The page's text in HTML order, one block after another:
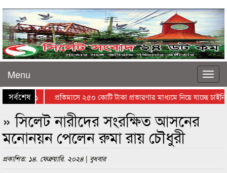
Menu
সর্বশেষ
গাছ -১ প্রতিমাসে ২৫০ কোটি টাকা প্রতারণার মাধ্যমে নিয়ে যাচ্ছে
» সিলেট নারীদের সংরক্ষিত আসনের
মনোনয়ন পেলেন রুমা রায় চৌধুরী
প্রকাশিত: ১৪. ফেব্রুয়ারি. ২০২৪ | বুধবার